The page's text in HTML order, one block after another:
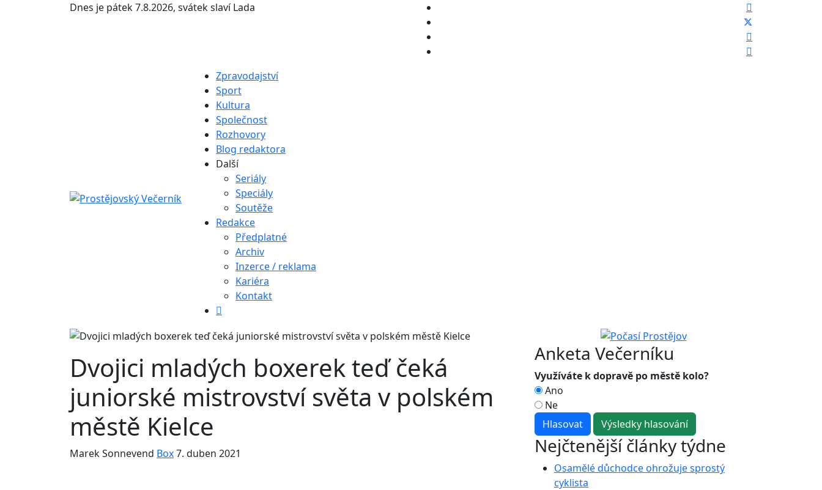
Dnes je pátek 7.8.2026, svátek slavíLada
Zpravodajství
Sport
Kultura
Společnost
Rozhovory
Blog redaktora
Další
Seriály
Speciály
Soutěže
Redakce
Předplatné
Archiv
Inzerce / reklama
Kariéra
Kontakt
Dvojici mladých boxerek teď čeká
juniorské mistrovství světa v polském
městě Kielce
Marek Sonnevend Box7. duben 2021
Anketa Večerníku
Využíváte k dopravě po městě kolo?
Ano
Ne
Nejčtenější články týdne
Osamělé důchodce ohrožuje sprostý
cyklista